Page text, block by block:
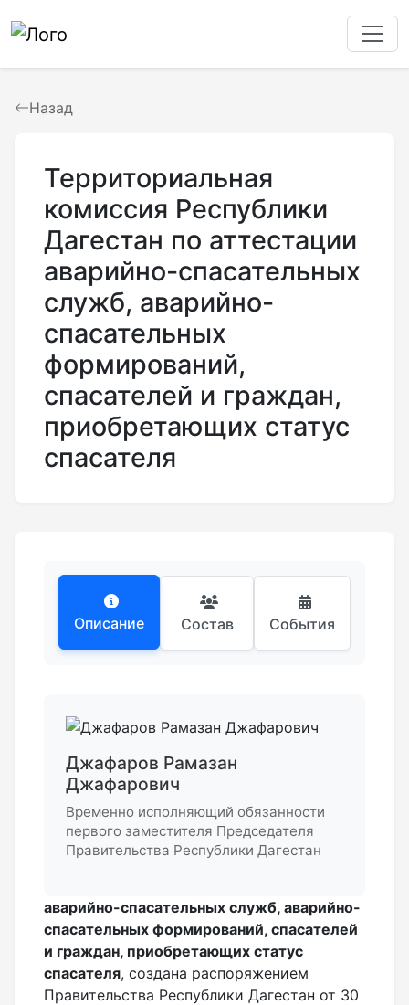
Назад
Территориальная
комиссия Республики
Дагестан по аттестации
аварийно-спасательных
служб, аварийно-
спасательных
формирований,
спасателей и граждан,
приобретающих статус
спасателя
Описание Состав События
Джафаров Рамазан
Джафарович
Временно исполняющий обязанности
первого заместителя Председателя
Правительства Республики Дагестан
аварийно-спасательных служб, аварийно-
спасательных формирований, спасателей
и граждан, приобретающих статус
спасателя, создана распоряжением
Правительства Республики Дагестан от 30